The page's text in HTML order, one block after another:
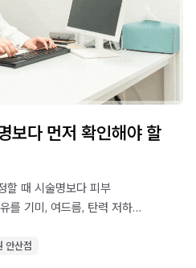
보다 먼저 확인해야 할
할 때 시술명보다 피부
를 기미, 여드름, 탄력 저하
안산점